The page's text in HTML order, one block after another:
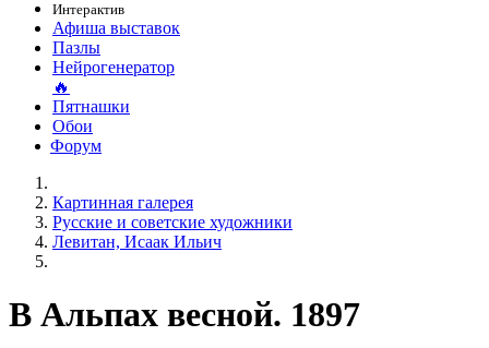
Интерактив
Афиша выставок
Пазлы
Нейрогенератор
🔥
Пятнашки
Обои
Форум
Картинная галерея
Русские и советские художники
Левитан, Исаак Ильич
В Альпах весной. 1897